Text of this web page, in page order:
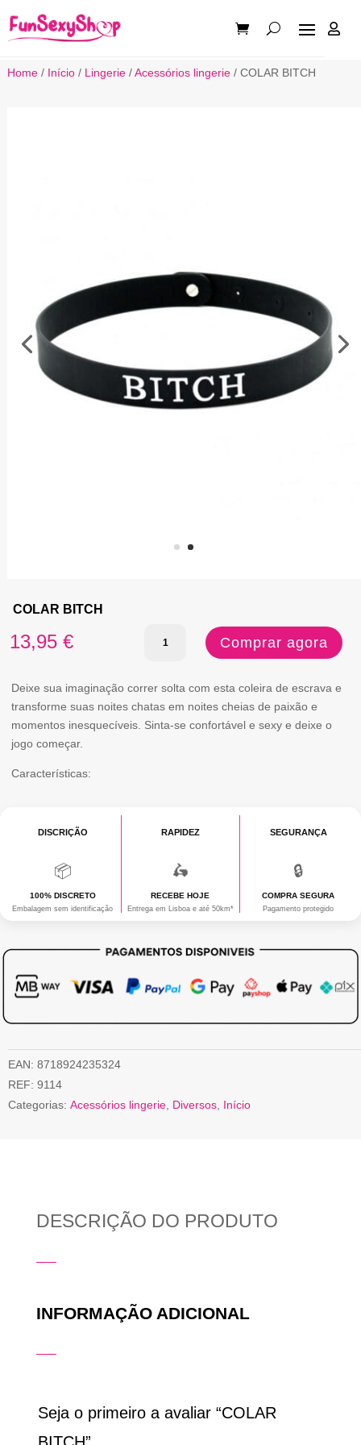

Home/ Início/ Lingerie/Acessórios lingerie/ COLAR BITCH
COLAR BITCH
13,95 €
Quantidade
COLAR
BITCH
Comprar agora
Deixe sua imaginação correr solta com esta coleira de escrava e
transforme suas noites chatas em noites cheias de paixão e
momentos inesquecíveis. Sinta-se confortável e sexy e deixe o
jogo começar.
Características:
DISCRIÇÃO
📦
100% DISCRETO
Embalagem sem identificação
RAPIDEZ
🛵
RECEBE HOJE
Entrega em Lisboa e até 50km*
SEGURANÇA
🔒
COMPRA SEGURA
Pagamento protegido
EAN: 8718924235324
REF: 9114
Categorias: Acessórios lingerie, Diversos, Início
DESCRIÇÃO DO PRODUTO
INFORMAÇÃO ADICIONAL
Seja o primeiro a avaliar “COLAR